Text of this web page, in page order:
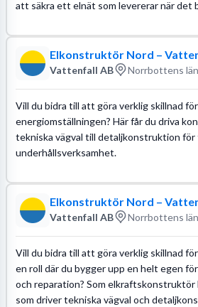
att säkra ett elnät som levererar när det
Elkonstruktör Nord –
Vattenfall AB Norrbottens
Vill du bidra till att göra verklig skillnad
energiomställningen? Här får du driva
tekniska vägval till detaljkonstruktion för
underhållsverksamhet.
Elkonstruktör Nord –
Vattenfall AB Norrbottens
Vill du bidra till att göra verklig skillnad
en roll där du bygger upp en helt egen
och reparation? Som elkraftskonstruktör
som driver tekniska vägval och